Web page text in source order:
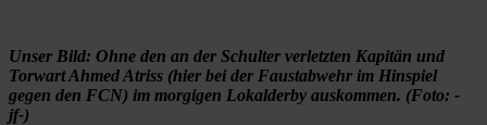
Unser Bild: Ohne den an der Schulter verletzten Kapitän und
Torwart Ahmed Atriss (hier bei der Faustabwehr im Hinspiel
gegen den FCN) im morgigen Lokalderby auskommen. (Foto: -
jf-)